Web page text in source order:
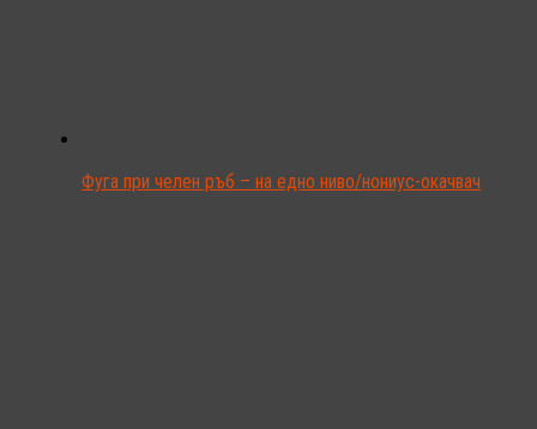
Фуга при челен ръб – на едно ниво/нониус-окачвач